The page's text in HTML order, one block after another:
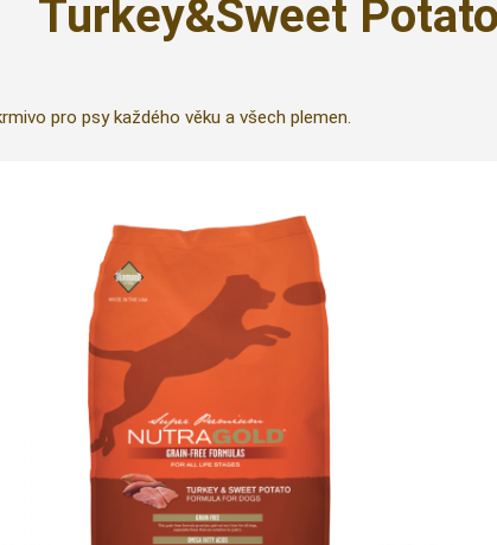
Turkey&Sweet
pro psy každého věku a všech plemen.